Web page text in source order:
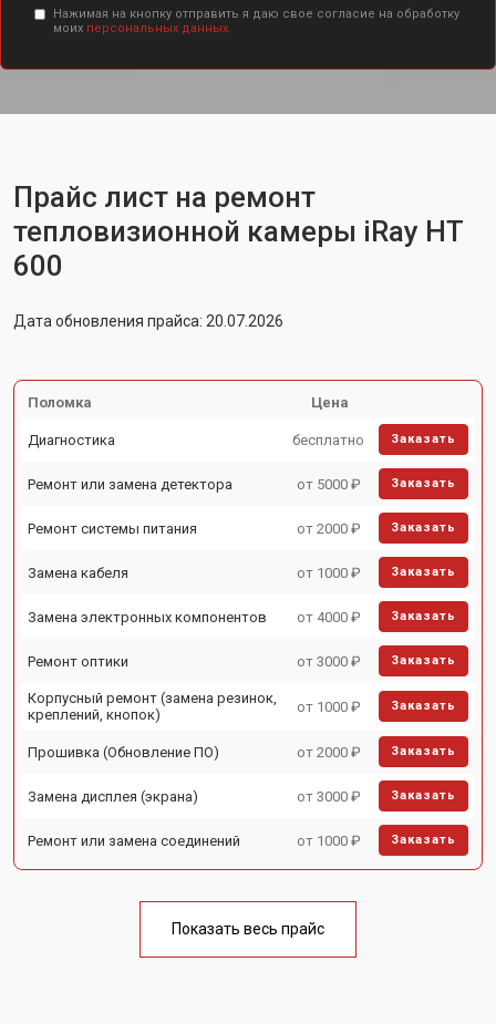
Нажимая на кнопку отправить я даю свое согласие на обработку
моих персональных данных.
Прайс лист на ремонт
тепловизионной камеры iRay HT
600
Дата обновления прайса: 20.07.2026
Поломка Цена
Диагностика бесплатно Заказать
Ремонт или замена детектора от 5000 ₽ Заказать
Ремонт системы питания от 2000 ₽ Заказать
Замена кабеля от 1000 ₽ Заказать
Замена электронных компонентов от 4000 ₽ Заказать
Ремонт оптики от 3000 ₽ Заказать
Корпусный ремонт (замена резинок,
креплений, кнопок)
от 1000 ₽ Заказать
Прошивка (Обновление ПО) от 2000 ₽ Заказать
Замена дисплея (экрана) от 3000 ₽ Заказать
Ремонт или замена соединений от 1000 ₽ Заказать
Показать весь прайс